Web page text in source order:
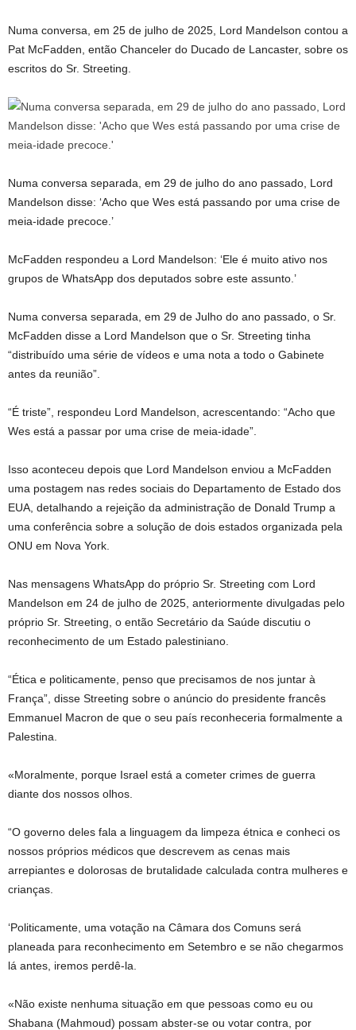
Numa conversa, em 25 de julho de 2025, Lord Mandelson contou a
Pat McFadden, então Chanceler do Ducado de Lancaster, sobre os
escritos do Sr. Streeting.
Numa conversa separada, em 29 de julho do ano passado, Lord
Mandelson disse: ‘Acho que Wes está passando por uma crise de
meia-idade precoce.’
McFadden respondeu a Lord Mandelson: ‘Ele é muito ativo nos
grupos de WhatsApp dos deputados sobre este assunto.’
Numa conversa separada, em 29 de Julho do ano passado, o Sr.
McFadden disse a Lord Mandelson que o Sr. Streeting tinha
“distribuído uma série de vídeos e uma nota a todo o Gabinete
antes da reunião”.
“É triste”, respondeu Lord Mandelson, acrescentando: “Acho que
Wes está a passar por uma crise de meia-idade”.
Isso aconteceu depois que Lord Mandelson enviou a McFadden
uma postagem nas redes sociais do Departamento de Estado dos
EUA, detalhando a rejeição da administração de Donald Trump a
uma conferência sobre a solução de dois estados organizada pela
ONU em Nova York.
Nas mensagens WhatsApp do próprio Sr. Streeting com Lord
Mandelson em 24 de julho de 2025, anteriormente divulgadas pelo
próprio Sr. Streeting, o então Secretário da Saúde discutiu o
reconhecimento de um Estado palestiniano.
“Ética e politicamente, penso que precisamos de nos juntar à
França”, disse Streeting sobre o anúncio do presidente francês
Emmanuel Macron de que o seu país reconheceria formalmente a
Palestina.
«Moralmente, porque Israel está a cometer crimes de guerra
diante dos nossos olhos.
“O governo deles fala a linguagem da limpeza étnica e conheci os
nossos próprios médicos que descrevem as cenas mais
arrepiantes e dolorosas de brutalidade calculada contra mulheres e
crianças.
‘Politicamente, uma votação na Câmara dos Comuns será
planeada para reconhecimento em Setembro e se não chegarmos
lá antes, iremos perdê-la.
«Não existe nenhuma situação em que pessoas como eu ou
Shabana (Mahmoud) possam abster-se ou votar contra, por